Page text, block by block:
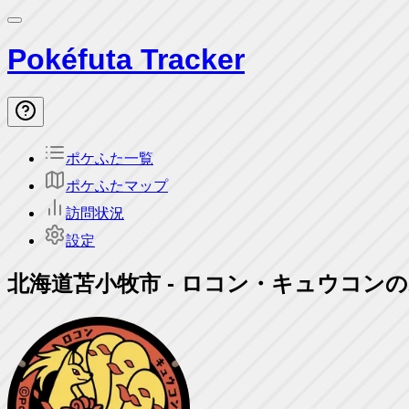
Pokéfuta Tracker
ポケふた一覧
ポケふたマップ
訪問状況
設定
北海道苫小牧市 - ロコン・キュウコン